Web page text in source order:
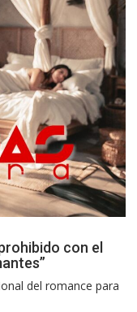
con el
del romance para